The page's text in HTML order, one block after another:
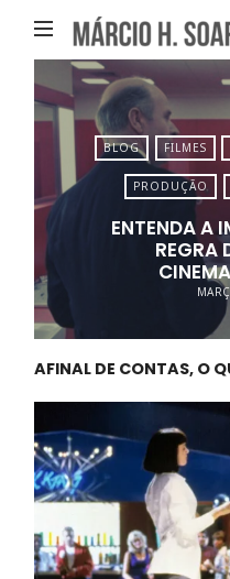
BLOG FILMES
PRODUÇÃO
ENTENDA A
REGRA
AFINAL DE CONTAS, O